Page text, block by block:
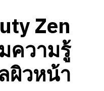
Zen
ความรู้
ผิวหน้า